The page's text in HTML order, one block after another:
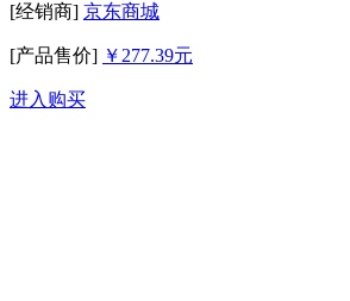
[经销商] 京东商城
[产品售价] ￥277.39元
进入购买